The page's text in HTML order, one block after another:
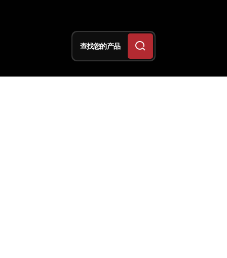
查找您的产品